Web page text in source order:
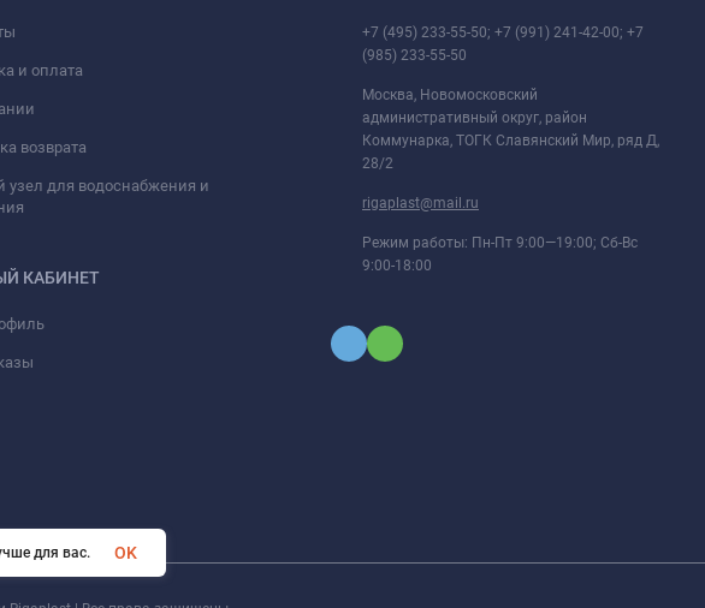
и оплата
возврата
узел для водоснабжения и
КАБИНЕТ
+7 (495) 233-55-50; +7 (991) 241-42-00; +7
(985) 233-55-50
Москва, Новомосковский
административный округ, район
Коммунарка, ТОГК Славянский Мир, ряд Д,
28/2
rigaplast@mail.ru
Режим работы: Пн-Пт 9:00—19:00; Сб-Вс
9:00-18:00
для вас. OK